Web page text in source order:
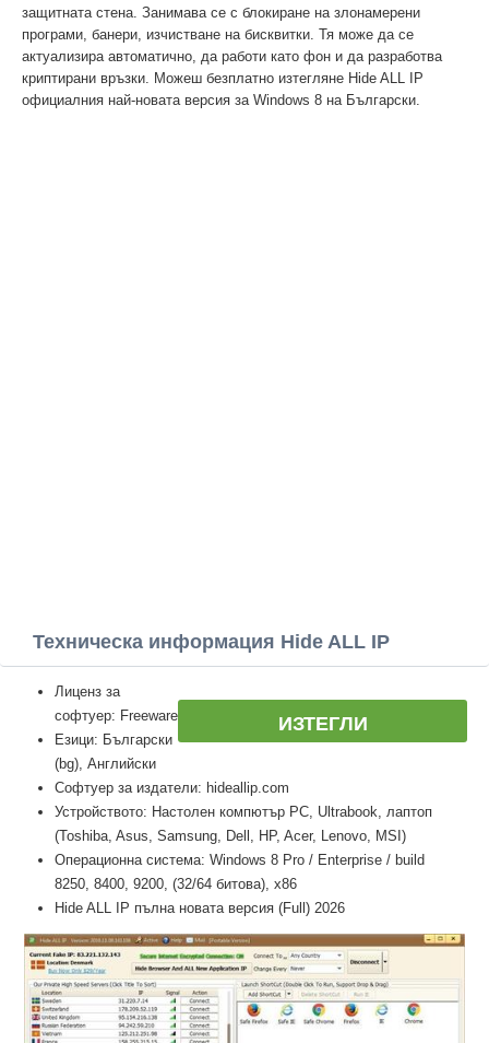
защитната стена. Занимава се с блокиране на злонамерени
програми, банери, изчистване на бисквитки. Тя може да се
актуализира автоматично, да работи като фон и да разработва
криптирани връзки. Можеш безплатно изтегляне Hide ALL IP
официалния най-новата версия за Windows 8 на Български.
Техническа информация Hide ALL IP
ИЗТЕГЛИ
Лиценз за
софтуер: Freeware
Езици: Български
(bg), Английски
Софтуер за издатели: hideallip.com
Устройството: Настолен компютър PC, Ultrabook, лаптоп
(Toshiba, Asus, Samsung, Dell, HP, Acer, Lenovo, MSI)
Операционна система: Windows 8 Pro / Enterprise / build
8250, 8400, 9200, (32/64 битова), x86
Hide ALL IP пълна новата версия (Full) 2026